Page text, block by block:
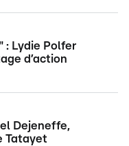
: Lydie Polfer
d’action
Dejeneffe,
Tatayet